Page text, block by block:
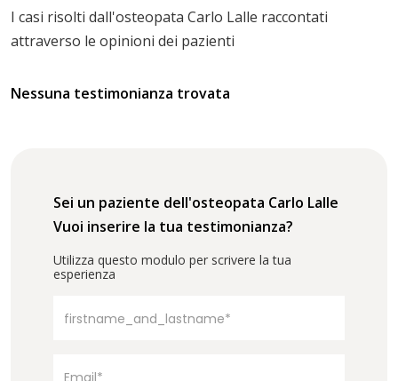
I casi risolti dall'osteopata Carlo Lalle raccontati
attraverso le opinioni dei pazienti
Nessuna testimonianza trovata
Sei un paziente dell'osteopata Carlo Lalle
Vuoi inserire la tua testimonianza?
Utilizza questo modulo per scrivere la tua
esperienza